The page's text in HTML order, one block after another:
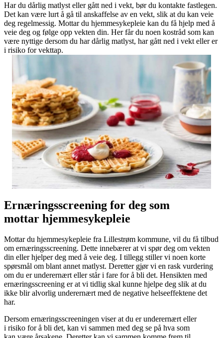
Har du dårlig matlyst eller gått ned i vekt, bør du kontakte fastlegen.
Det kan være lurt å gå til anskaffelse av en vekt, slik at du kan veie
deg regelmessig. Mottar du hjemmesykepleie kan du få hjelp med å
veie deg og følge opp vekten din. Her får du noen kostråd som kan
være nyttige dersom du har dårlig matlyst, har gått ned i vekt eller er
i risiko for vekttap.
Ernæringsscreening for deg som
mottar hjemmesykepleie
Mottar du hjemmesykepleie fra Lillestrøm kommune, vil du få tilbud
om ernæringsscreening. Dette innebærer at vi spør deg om vekten
din eller hjelper deg med å veie deg. I tillegg stiller vi noen korte
spørsmål om blant annet matlyst. Deretter gjør vi en rask vurdering
om du er underernært eller står i fare for å bli det. Hensikten med
ernæringsscreening er at vi tidlig skal kunne hjelpe deg slik at du
ikke blir alvorlig underernært med de negative helseeffektene det
har.
Dersom ernæringsscreeningen viser at du er underernært eller
i risiko for å bli det, kan vi sammen med deg se på hva som